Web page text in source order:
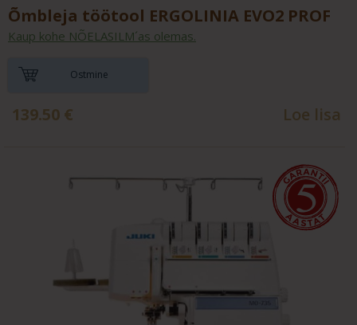
Õmbleja töötool ERGOLINIA EVO2 PROF
Kaup kohe NÕELASILM´as olemas.
Ostmine
139.50 € Loe lisa